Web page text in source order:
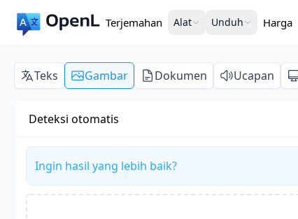
Terjemahan Alat Unduh Harga
Teks Gambar Dokumen Ucapan
Deteksi otomatis
Ingin hasil yang lebih baik?